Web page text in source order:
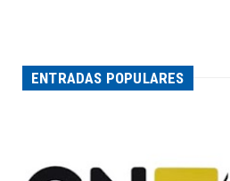
ENTRADAS POPULARES